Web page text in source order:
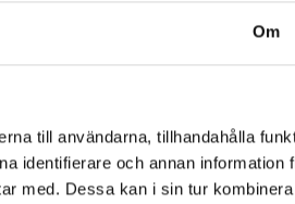
Om
till användarna, tillhandahålla
identifierare och annan information
med. Dessa kan i sin tur
detaljen
en plats där
och ibland
Hur
Golvmatta
än bara
mot